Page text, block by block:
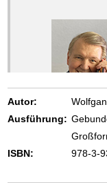
Autor:
Ausführung:
ISBN:
978-3-